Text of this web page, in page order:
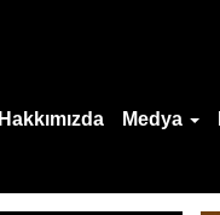
Hakkımızda Medya